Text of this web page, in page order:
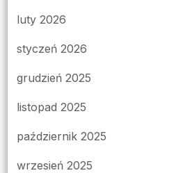
luty 2026
styczeń 2026
grudzień 2025
listopad 2025
październik 2025
wrzesień 2025